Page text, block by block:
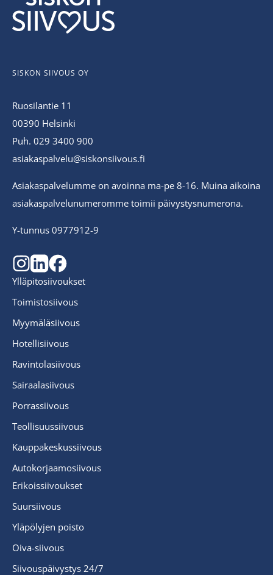
SISKON SIIVOUS OY
Ruosilantie 11
00390 Helsinki
Puh. 029 3400 900
asiakaspalvelu@siskonsiivous.fi
Asiakaspalvelumme on avoinna ma-pe 8-16. Muina aikoina
asiakaspalvelunumeromme toimii päivystysnumerona.
Y-tunnus 0977912-9
Ylläpitosiivoukset
Toimistosiivous
Myymäläsiivous
Hotellisiivous
Ravintolasiivous
Sairaalasiivous
Porrassiivous
Teollisuussiivous
Kauppakeskussiivous
Autokorjaamosiivous
Erikoissiivoukset
Suursiivous
Yläpölyjen poisto
Oiva-siivous
Siivouspäivystys 24/7